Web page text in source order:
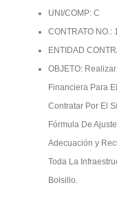
UNI/COMP: C
CONTRATO NO.:
ENTIDAD
OBJETO:
Financiera Para
Contratar Por El
Fórmula De
Adecuación y
Toda La
Bolsillo.